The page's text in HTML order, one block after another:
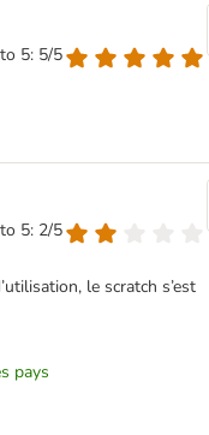
5: 5/5
5: 2/5
le scratch s’est
pays